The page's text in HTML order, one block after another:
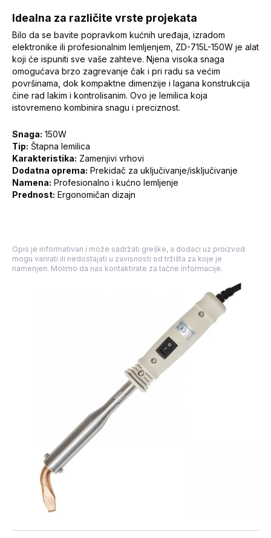
Idealna za različite vrste projekata
Bilo da se bavite popravkom kućnih uređaja, izradom
elektronike ili profesionalnim lemljenjem, ZD-715L-150W je alat
koji će ispuniti sve vaše zahteve. Njena visoka snaga
omogućava brzo zagrevanje čak i pri radu sa većim
površinama, dok kompaktne dimenzije i lagana konstrukcija
čine rad lakim i kontrolisanim. Ovo je lemilica koja
istovremeno kombinira snagu i preciznost.
Snaga: 150W
Tip: Štapna lemilica
Karakteristika: Zamenjivi vrhovi
Dodatna oprema: Prekidač za uključivanje/isključivanje
Namena: Profesionalno i kućno lemljenje
Prednost: Ergonomičan dizajn
Opis je informativan i može sadržati greške, a dodaci uz proizvod
mogu varirati ili nedostajati u zavisnosti od tržišta za koje je
namenjen. Molimo da nas kontaktirate za tačne informacije.